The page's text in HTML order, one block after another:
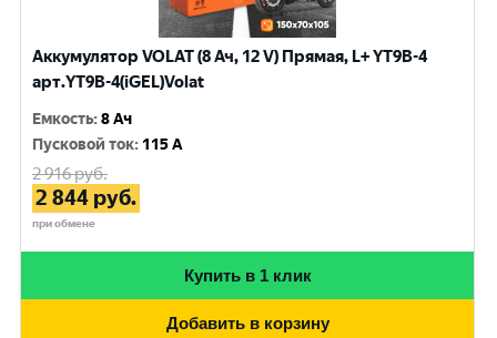
Аккумулятор VOLAT (8 Ач, 12 V) Прямая, L+ YT9B-4
арт.YT9B-4(iGEL)Volat
Емкость:8 Ач
Пусковой ток: 115 A
2 916руб.
2 844 руб.
при обмене
Купить в 1 клик
Добавить в корзину